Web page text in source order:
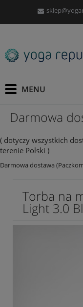
Darmowa
( dotyczy wszystkich
terenie Polski )
Darmowa dostawa
Torba na
Light 3.0